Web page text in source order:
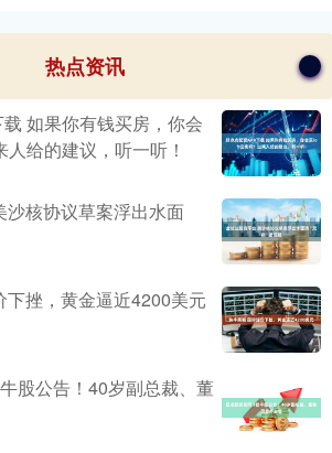
热点资讯
如果你有钱买房，你会
给的建议，听一听！
沙核协议草案浮出水面
下挫，黄金逼近4200美元
股公告！40岁副总裁、董